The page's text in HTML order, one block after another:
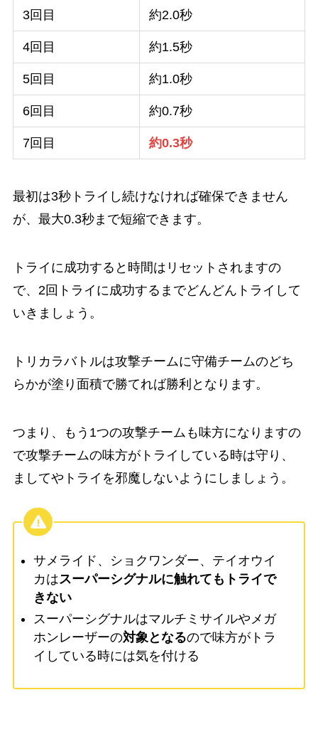
3回目 約2.0秒
4回目 約1.5秒
5回目 約1.0秒
6回目 約0.7秒
7回目 約0.3秒
最初は3秒トライし続けなければ確保できません
が、最大0.3秒まで短縮できます。
トライに成功すると時間はリセットされますの
で、2回トライに成功するまでどんどんトライして
いきましょう。
トリカラバトルは攻撃チームに守備チームのどち
らかが塗り面積で勝てれば勝利となります。
つまり、もう1つの攻撃チームも味方になりますの
で攻撃チームの味方がトライしている時は守り、
ましてやトライを邪魔しないようにしましょう。
サメライド、ショクワンダー、テイオウイ
カはスーパーシグナルに触れてもトライで
きない
スーパーシグナルはマルチミサイルやメガ
ホンレーザーの対象となるので味方がトラ
イしている時には気を付ける